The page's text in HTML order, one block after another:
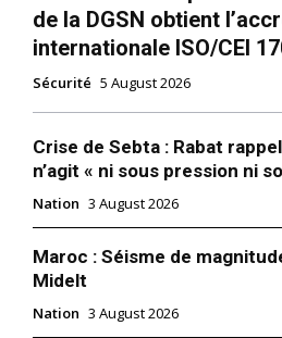
de la DGSN obtient
internationale ISO/CEI
Sécurité 5 August 2026
Crise de Sebta : Rabat
n’agit « ni sous pression ni
Nation 3 August 2026
Maroc : Séisme de
Midelt
Nation 3 August 2026